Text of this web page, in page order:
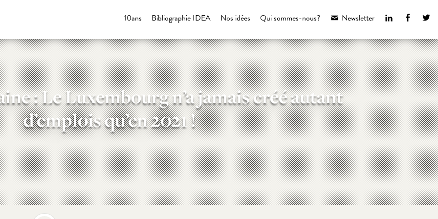
LinkedIn
Newsletter
Qui sommes-nous?
Nos idées
Bibliographie IDEA
10ans
: Le Luxembourg n’a jamais créé autant
d’emplois qu’en 2021 !